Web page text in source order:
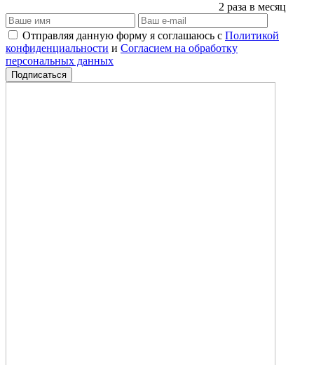
2 раза в месяц
Отправляя данную форму я соглашаюсь с Политикой
конфиденциальности и Согласием на обработку
персональных данных
Подписаться